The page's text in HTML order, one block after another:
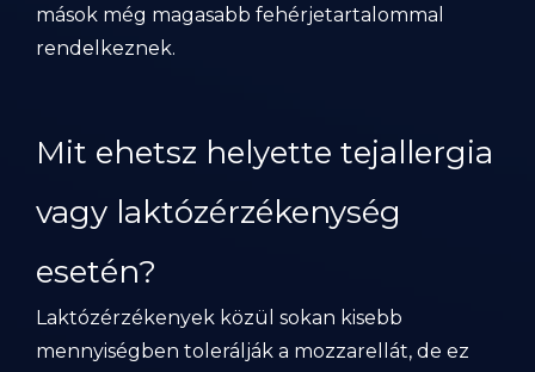
mások még magasabb fehérjetartalommal
rendelkeznek.
Mit ehetsz helyette tejallergia
vagy laktózérzékenység
esetén?
Laktózérzékenyek közül sokan kisebb
mennyiségben tolerálják a mozzarellát, de ez